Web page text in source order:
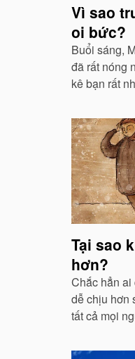
Vì sao
oi bức?
Buổi sáng,
đã rất nóng
kê bạn rất
còn ngột
của một
Tại sao
hơn?
Chắc hẳn ai
dễ chịu hơn
tất cả mọi
tuợng ấy.
khi có gió”,